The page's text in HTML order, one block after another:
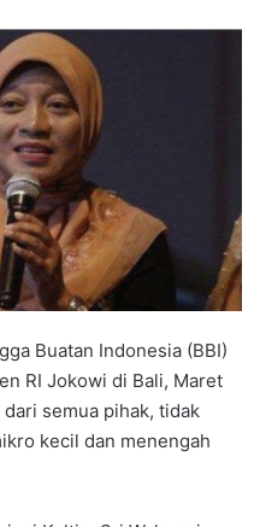
Buatan Indonesia (BBI)
RI Jokowi di Bali, Maret
semua pihak, tidak
kecil dan menengah